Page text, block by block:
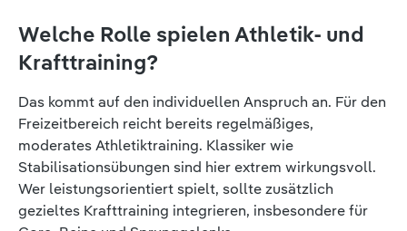
Welche Rolle spielen Athletik- und
Krafttraining?
Das kommt auf den individuellen Anspruch an. Für den
Freizeitbereich reicht bereits regelmäßiges,
moderates Athletiktraining. Klassiker wie
Stabilisationsübungen sind hier extrem wirkungsvoll.
Wer leistungsorientiert spielt, sollte zusätzlich
gezieltes Krafttraining integrieren, insbesondere für